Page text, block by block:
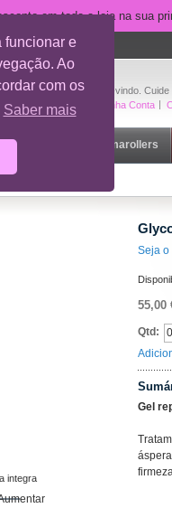
funcionar e
Ao
com os
Saber mais
em toda a loja na sua
Bem-vindo.
A Minha Conta
Dermarollers
Seja o
55,00
Qtd:
Gel
integra